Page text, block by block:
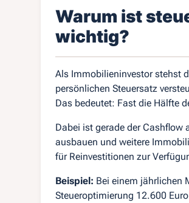
Warum ist
wichtig?
Als Immobilieninvestor stehst
persönlichen Steuersatz
Das bedeutet: Fast die Hälfte
Dabei ist gerade der
ausbauen und weitere
für Reinvestitionen zur
Beispiel: Bei einem jährlichen
Steueroptimierung 12.600